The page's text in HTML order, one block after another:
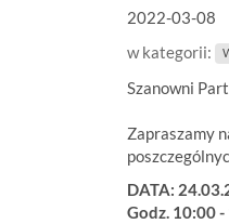
t
ś
w
2022-03-08
w kategorii:
Szanowni
Zapraszamy
DATA:
Godz. 10:00